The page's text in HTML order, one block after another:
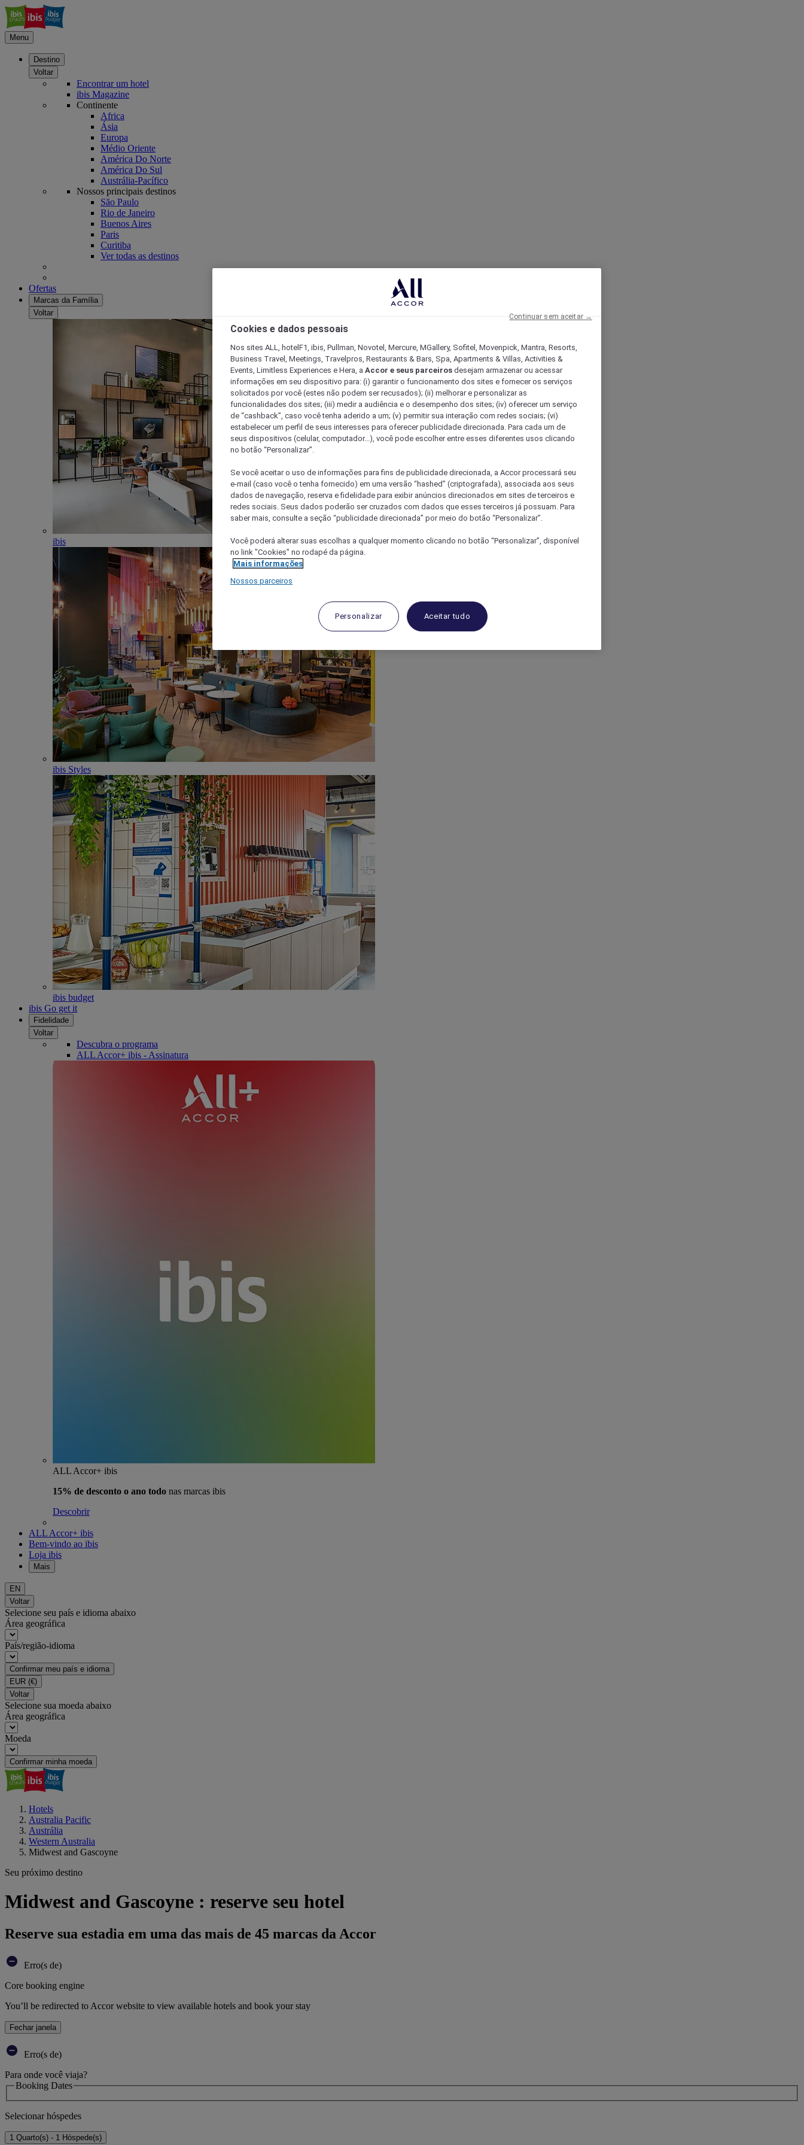
Menu
Destino
Voltar
Encontrar um hotel
ibis Magazine
Continente
Africa
Ásia
Europa
Médio Oriente
América Do Norte
América Do Sul
Austrália-Pacífico
Nossos principais destinos
São Paulo
Rio de Janeiro
Buenos Aires
Paris
Curitiba
Ver todas as destinos
Ofertas
Marcas da Família
Voltar
ibis
ibis Styles
ibis budget
ibis Go get it
Fidelidade
Voltar
Descubra o programa
ALL Accor+ ibis - Assinatura
ALL Accor+ ibis
15% de desconto o ano todo nas marcas ibis
Descobrir
ALL Accor+ ibis
Bem-vindo ao ibis
Loja ibis
Mais
EN
Voltar
Selecione seu país e idioma abaixo
Área geográfica
País/região-idioma
Confirmar meu país e idioma
EUR (€)
Voltar
Selecione sua moeda abaixo
Área geográfica
Moeda
Confirmar minha moeda
Hotels
Australia Pacific
Austrália
Western Australia
Midwest and Gascoyne
Seu próximo destino
Midwest and Gascoyne : reserve seu hotel
Reserve sua estadia em uma das mais de 45 marcas da Accor
Erro(s de)
Core booking engine
You’ll be redirected to Accor website to view available hotels and book your stay
Fechar janela
Erro(s de)
Para onde você viaja?
Booking Dates
Selecionar hóspedes
1 Quarto(s) - 1 Hóspede(s)
Cookies e dados pessoais
Nos sites ALL, hotelF1, ibis, Pullman, Novotel, Mercure, MGallery, Sofitel, Movenpick, Mantra, Resorts,
Business Travel, Meetings, Travelpros, Restaurants & Bars, Spa, Apartments & Villas, Activities &
Events, Limitless Experiences e Hera, a Accor e seus parceiros desejam armazenar ou acessar
informações em seu dispositivo para: (i) garantir o funcionamento dos sites e fornecer os serviços
solicitados por você (estes não podem ser recusados); (ii) melhorar e personalizar as
funcionalidades dos sites; (iii) medir a audiência e o desempenho dos sites; (iv) oferecer um serviço
de “cashback”, caso você tenha aderido a um; (v) permitir sua interação com redes sociais; (vi)
estabelecer um perfil de seus interesses para oferecer publicidade direcionada. Para cada um de
seus dispositivos (celular, computador...), você pode escolher entre esses diferentes usos clicando
no botão “Personalizar”.
Se você aceitar o uso de informações para fins de publicidade direcionada, a Accor processará seu
e-mail (caso você o tenha fornecido) em uma versão “hashed” (criptografada), associada aos seus
dados de navegação, reserva e fidelidade para exibir anúncios direcionados em sites de terceiros e
redes sociais. Seus dados poderão ser cruzados com dados que esses terceiros já possuam. Para
saber mais, consulte a seção “publicidade direcionada” por meio do botão “Personalizar”.
Você poderá alterar suas escolhas a qualquer momento clicando no botão “Personalizar”, disponível
no link "Cookies" no rodapé da página.
Mais informações
Nossos parceiros
Personalizar Aceitar tudo
Continuar sem aceitar →